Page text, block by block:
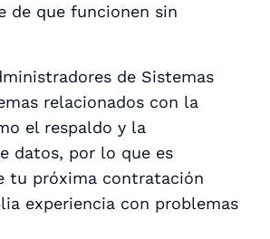
de que funcionen sin
de Sistemas
relacionados con la
el respaldo y la
datos, por lo que es
tu próxima contratación
experiencia con problemas